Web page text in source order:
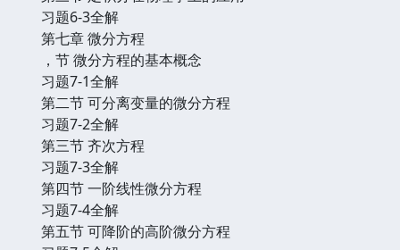
习题6-3全解
第七章 微分方程
，节 微分方程的基本概念
习题7-1全解
第二节 可分离变量的微分方程
习题7-2全解
第三节 齐次方程
习题7-3全解
第四节 一阶线性微分方程
习题7-4全解
第五节 可降阶的高阶微分方程